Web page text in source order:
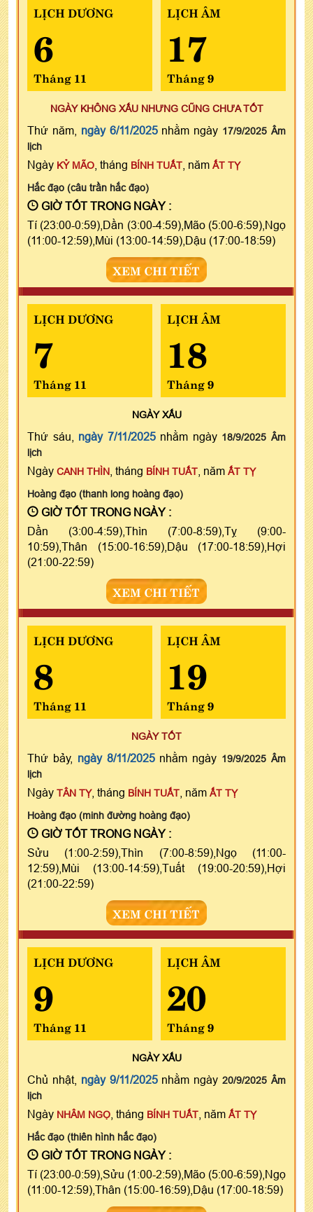
LỊCH DƯƠNG
6
Tháng 11
LỊCH ÂM
17
Tháng 9
NGÀY KHÔNG XẤU NHƯNG CŨNG CHƯA TỐT
Thứ năm, ngày 6/11/2025nhằm ngày 17/9/2025 Âm
lịch
Ngày KỶ MÃO , tháng BÍNH TUẤT , năm ẤT TỴ
Hắc đạo (câu trần hắc đạo)
GIỜ TỐT TRONG NGÀY :
Tí (23:00-0:59),Dần (3:00-4:59),Mão (5:00-6:59),Ngọ
(11:00-12:59),Mùi (13:00-14:59),Dậu (17:00-18:59)
XEM CHI TIẾT
LỊCH DƯƠNG
7
Tháng 11
LỊCH ÂM
18
Tháng 9
NGÀYXẤU
Thứ sáu, ngày 7/11/2025nhằm ngày 18/9/2025 Âm
lịch
Ngày CANH THÌN , tháng BÍNH TUẤT , năm ẤT TỴ
Hoàng đạo (thanh long hoàng đạo)
GIỜ TỐT TRONG NGÀY :
Dần (3:00-4:59),Thìn (7:00-8:59),Tỵ (9:00-
10:59),Thân (15:00-16:59),Dậu (17:00-18:59),Hợi
(21:00-22:59)
XEM CHI TIẾT
LỊCH DƯƠNG
8
Tháng 11
LỊCH ÂM
19
Tháng 9
NGÀY TỐT
Thứ bảy, ngày 8/11/2025nhằm ngày 19/9/2025 Âm
lịch
Ngày TÂN TỴ, tháng BÍNH TUẤT , năm ẤT TỴ
Hoàng đạo (minh đường hoàng đạo)
GIỜ TỐT TRONG NGÀY :
Sửu (1:00-2:59),Thìn (7:00-8:59),Ngọ (11:00-
12:59),Mùi (13:00-14:59),Tuất (19:00-20:59),Hợi
(21:00-22:59)
XEM CHI TIẾT
LỊCH DƯƠNG
9
Tháng 11
LỊCH ÂM
20
Tháng 9
NGÀYXẤU
Chủ nhật, ngày 9/11/2025nhằm ngày20/9/2025 Âm
lịch
Ngày NHÂM NGỌ , tháng BÍNH TUẤT , năm ẤT TỴ
Hắc đạo (thiên hình hắc đạo)
GIỜ TỐT TRONG NGÀY :
Tí (23:00-0:59),Sửu (1:00-2:59),Mão (5:00-6:59),Ngọ
(11:00-12:59),Thân (15:00-16:59),Dậu (17:00-18:59)